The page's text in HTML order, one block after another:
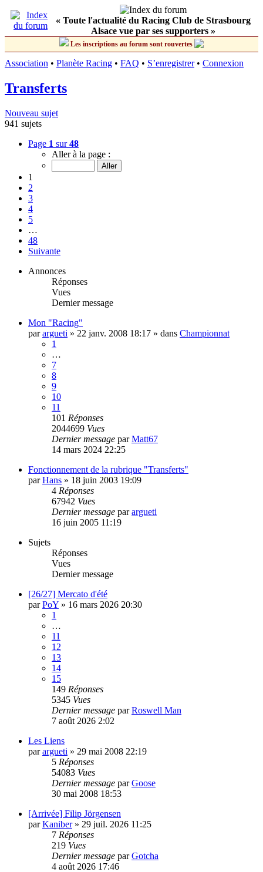
« Toute l'actualité du Racing Club de Strasbourg
Alsace vue par ses supporters »
Les inscriptions au forum sont rouvertes
Association • Planète Racing • FAQ • S’enregistrer• Connexion
Transferts
Nouveau sujet
941 sujets
Page 1 sur48
Aller à la page :
1
2
3
4
5
…
48
Suivante
Annonces
Réponses
Vues
Dernier message
Mon "Racing"
parargueti » 22 janv. 2008 18:17 » dans Championnat
1
…
7
8
9
10
11
101 Réponses
2044699 Vues
Dernier message parMatt67
14 mars 2024 22:25
Fonctionnement de la rubrique "Transferts"
parHans » 18 juin 2003 19:09
4 Réponses
67942 Vues
Dernier message parargueti
16 juin 2005 11:19
Sujets
Réponses
Vues
Dernier message
[26/27] Mercato d'été
parPoY » 16 mars 2026 20:30
1
…
11
12
13
14
15
149 Réponses
5345 Vues
Dernier message parRoswell Man
7 août 2026 2:02
Les Liens
parargueti » 29 mai 2008 22:19
5 Réponses
54083 Vues
Dernier message parGoose
30 mai 2008 18:53
[Arrivée] Filip Jörgensen
parKaniber» 29 juil. 2026 11:25
7 Réponses
219 Vues
Dernier message parGotcha
4 août 2026 17:46